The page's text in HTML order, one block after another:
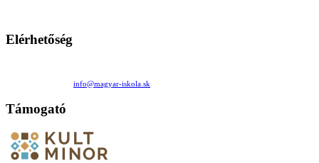
Elérhetőség
info@magyar-iskola.sk
Támogató